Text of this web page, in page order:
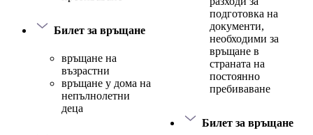
Билет за връщане
връщане на
възрастни
връщане у дома на
непълнолетни
деца
подготовка на
документи,
необходими за
връщане в
страната на
постоянно
пребиваване
Билет за връщане